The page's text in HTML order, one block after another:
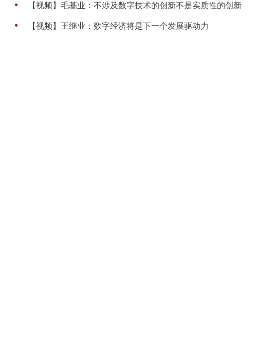
【视频】毛基业：不涉及数字技术的创新不是实质性的创新
【视频】王继业：数字经济将是下一个发展驱动力